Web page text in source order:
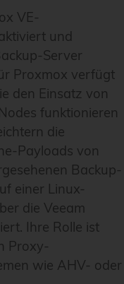
VE-
und
Server
Proxmox verfügt
den Einsatz von
funktionieren
die
Payloads von
Backup-
einer Linux-
die Veeam
Ihre Rolle ist
Proxy-
wie AHV- oder